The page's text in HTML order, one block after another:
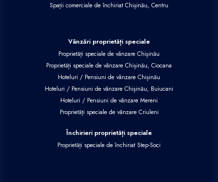
Spații comerciale de închiriat Chișinău, Centru
Vânzări proprietăți speciale
Proprietăți speciale de vânzare Chișinău
Proprietăți speciale de vânzare Chișinău, Ciocana
Hoteluri / Pensiuni de vânzare Chișinău
Hoteluri / Pensiuni de vânzare Chișinău, Buiucani
Hoteluri / Pensiuni de vânzare Mereni
Proprietăți speciale de vânzare Criuleni
Închirieri proprietăți speciale
Proprietăți speciale de închiriat Step-Soci